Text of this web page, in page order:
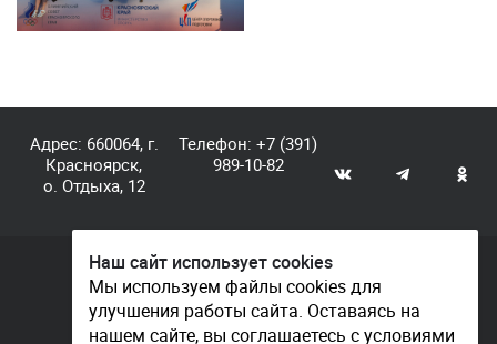
Адрес: 660064, г.
Красноярск,
о. Отдыха, 12
Телефон:+7 (391)
989-10-82
© КГАУ «Центр спортивной подготовки», 2026
Документы
Наш сайт использует cookies
Мы используем файлы cookies для
улучшения работы сайта. Оставаясь на
нашем сайте, вы соглашаетесь с условиями